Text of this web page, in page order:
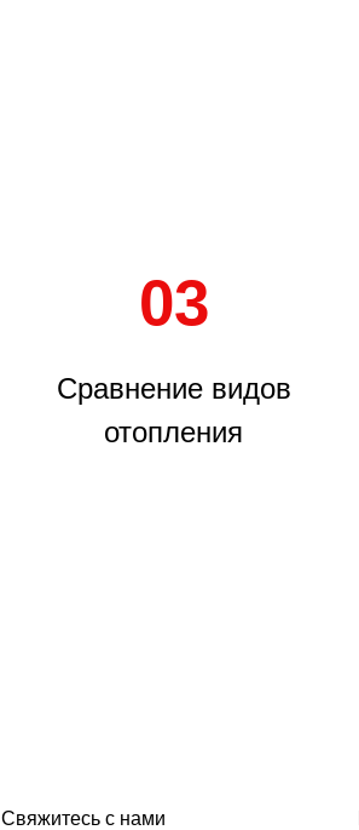
03
Сравнение видов
отопления
Свяжитесь с нами